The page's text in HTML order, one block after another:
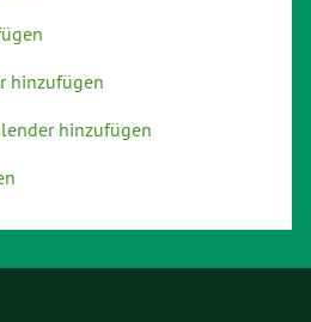
hinzufügen
hinzufügen